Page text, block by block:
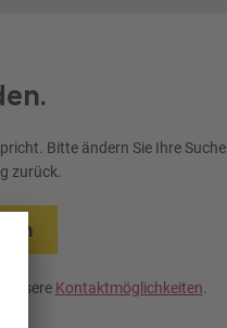
Bitte ändern Sie Ihre Suche
zurück.
unsere Kontaktmöglichkeiten.